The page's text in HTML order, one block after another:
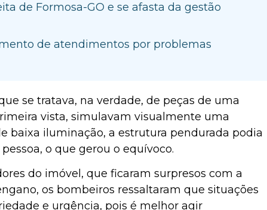
de Formosa-GO e se afasta da gestão
de atendimentos por problemas
se tratava, na verdade, de peças de uma
vista, simulavam visualmente uma
baixa iluminação, a estrutura pendurada podia
o que gerou o equívoco.
do imóvel, que ficaram surpresos com a
os bombeiros ressaltaram que situações
e urgência, pois é melhor agir